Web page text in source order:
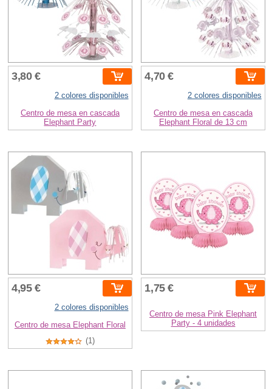
3,80 €
2 colores disponibles
Centro de mesa en cascada
Elephant Party
4,70 €
2 colores disponibles
Centro de mesa en cascada
Elephant Floral de 13 cm
4,95 €
2 colores disponibles
Centro de mesa Elephant Floral
(1)
1,75 €
Centro de mesa Pink Elephant
Party - 4 unidades